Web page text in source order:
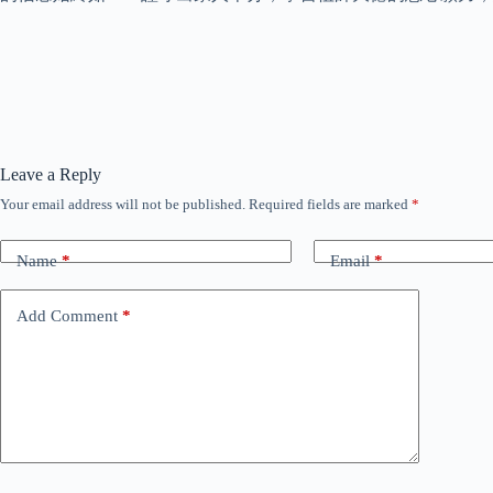
Leave a Reply
Your email address will not be published. Required fields are marked *
Name* Email*
Add Comment *